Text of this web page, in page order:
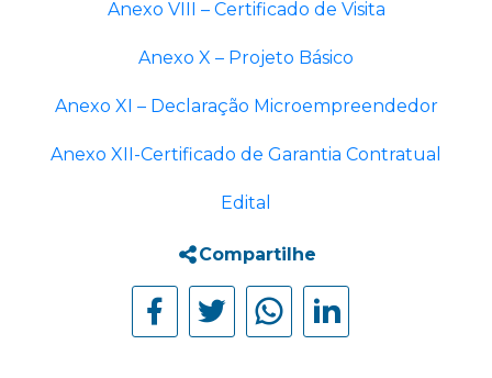
Anexo VIII – Certificado de Visita
Anexo X – Projeto Básico
Anexo XI – Declaração Microempreendedor
Anexo XII-Certificado de Garantia Contratual
Edital
Compartilhe